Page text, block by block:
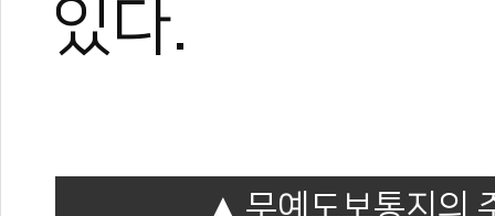
있다.
무예도보통지의